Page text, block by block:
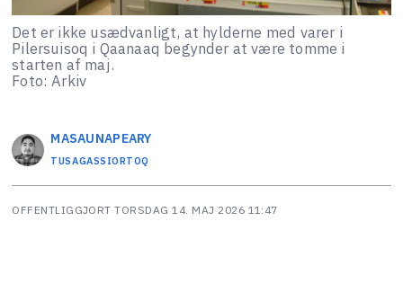
Det er ikke usædvanligt, at hylderne med varer i
Pilersuisoq i Qaanaaq begynder at være tomme i
starten af maj.
Foto: Arkiv
MASAUNAPEARY
TUSAGASSIORTOQ
OFFENTLIGGJORT TORSDAG 14. MAJ 2026 11:47